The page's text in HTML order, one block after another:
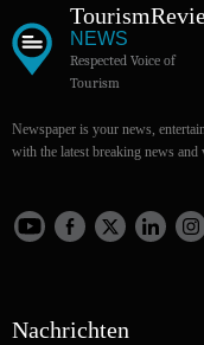
Tourism
NEWS
Respected Voice of
Tourism
Newspaper is your news,
with the latest breaking news
Nachrichten